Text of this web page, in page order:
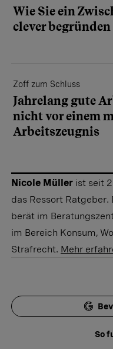
Wie Sie ein
clever begründen
Zoff zum Schluss
Jahrelang gute
nicht vor einem
Arbeitszeugnis
Nicole Müller ist seit
das Ressort
berät im
im Bereich Konsum,
Strafrecht. Mehr
So